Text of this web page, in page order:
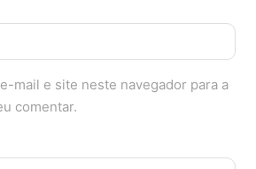
mail e site neste navegador para a
comentar.